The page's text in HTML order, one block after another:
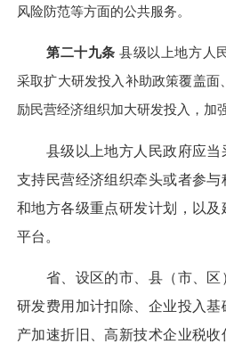
风险防范等方面的公共服务。
第二十九条 县级以上地方人
采取扩大研发投入补助政策覆盖面
励民营经济组织加大研发投入，加
县级以上地方人民政府应当
支持民营经济组织牵头或者参
和地方各级重点研发计划，以
平台。
省、设区的市、县（市、区
研发费用加计扣除、企业投入
产加速折旧、高新技术企业税